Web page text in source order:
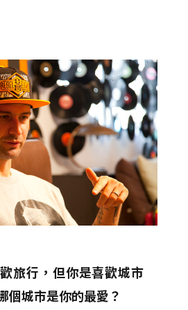
旅行，但你是喜歡城市
個城市是你的最愛？